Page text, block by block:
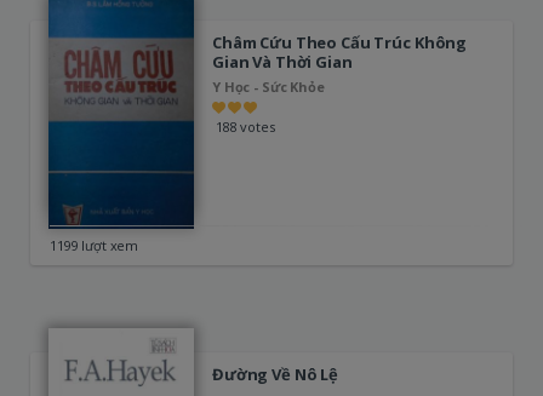
Châm Cứu Theo Cấu Trúc Không
Gian Và Thời Gian
Y Học - Sức Khỏe
188 votes
1199 lượt xem
Đường Về Nô Lệ